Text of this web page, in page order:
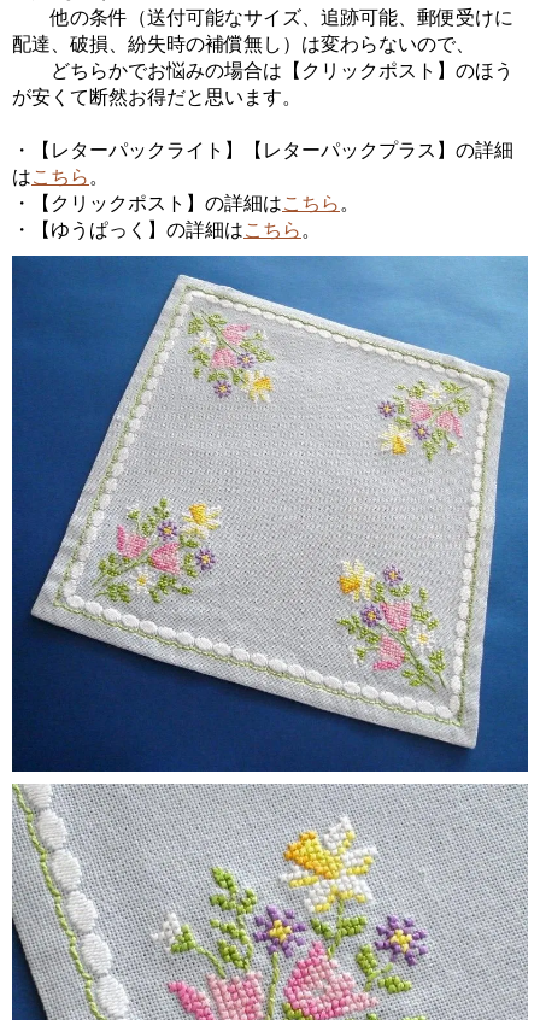
他の条件（送付可能なサイズ、追跡可能、郵便受けに
配達、破損、紛失時の補償無し）は変わらないので、
どちらかでお悩みの場合は【クリックポスト】のほう
が安くて断然お得だと思います。
・【レターパックライト】【レターパックプラス】の詳細
はこちら 。
・【クリックポスト】の詳細はこちら 。
・【ゆうぱっく】の詳細はこちら 。